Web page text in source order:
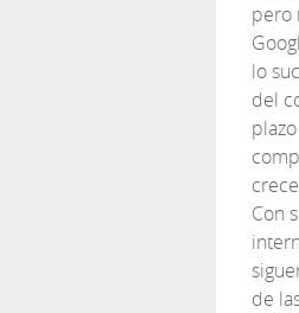
pero
lo
del
Con
de